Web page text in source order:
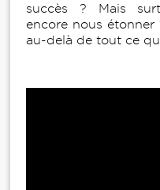
succès ? Mais
encore nous
au-delà de tout ce